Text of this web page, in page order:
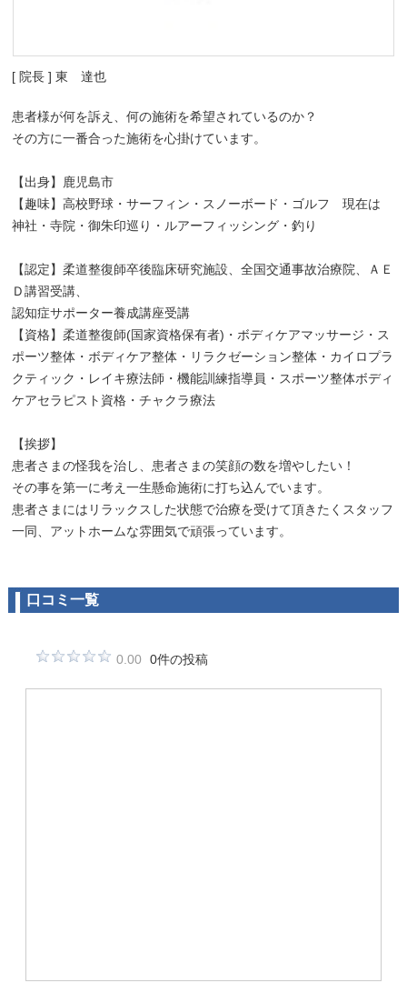
[ 院長 ] 東 達也
患者様が何を訴え、何の施術を希望されているのか？
その方に一番合った施術を心掛けています。
【出身】鹿児島市
【趣味】高校野球・サーフィン・スノーボード・ゴルフ 現在は
神社・寺院・御朱印巡り・ルアーフィッシング・釣り
【認定】柔道整復師卒後臨床研究施設、全国交通事故治療院、ＡＥ
Ｄ講習受講、
認知症サポーター養成講座受講
【資格】柔道整復師(国家資格保有者)・ボディケアマッサージ・ス
ポーツ整体・ボディケア整体・リラクゼーション整体・カイロプラ
クティック・レイキ療法師・機能訓練指導員・スポーツ整体ボディ
ケアセラピスト資格・チャクラ療法
【挨拶】
患者さまの怪我を治し、患者さまの笑顔の数を増やしたい！
その事を第一に考え一生懸命施術に打ち込んでいます。
患者さまにはリラックスした状態で治療を受けて頂きたくスタッフ
一同、アットホームな雰囲気で頑張っています。
口コミ一覧
0.00 0件の投稿